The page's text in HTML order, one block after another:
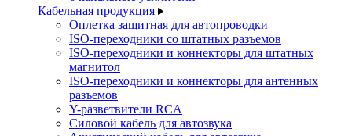
Кабельная продукция
Оплетка защитная для автопроводки
ISO-переходники со штатных разъемов
ISO-переходники и коннекторы для штатных
магнитол
ISO-переходники и коннекторы для антенных
разъемов
Y-разветвители RCA
Силовой кабель для автозвука